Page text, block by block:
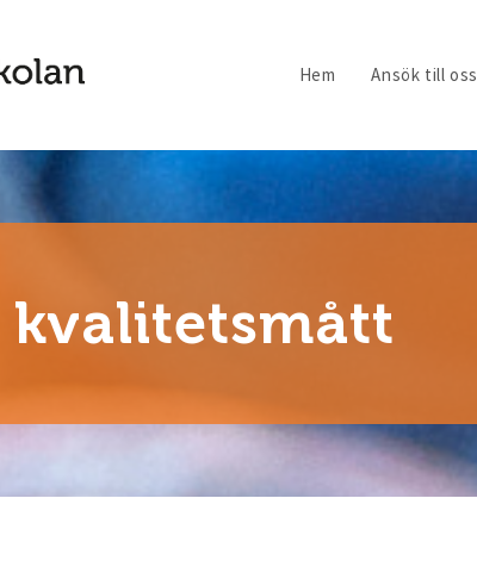
Hem Ansök till oss
kvalitetsmått